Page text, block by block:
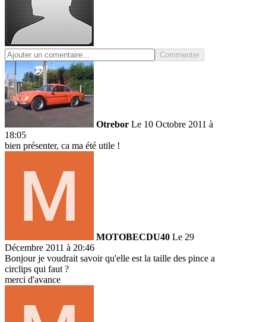
Commenter
Otrebor Le 10 Octobre 2011 à
18:05
bien présenter, ca ma été utile !
MOTOBECDU40 Le 29
Décembre 2011 à 20:46
Bonjour je voudrait savoir qu'elle est la taille des pince a
circlips qui faut ?
merci d'avance